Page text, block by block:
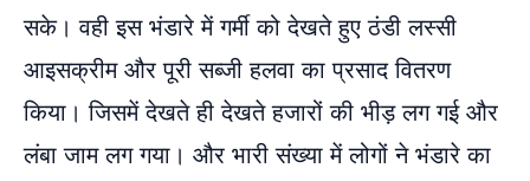
सके। वही इस भंडारे में गर्मी को देखते हुए ठंडी लस्सी
आइसक्रीम और पूरी सब्जी हलवा का प्रसाद वितरण
किया। जिसमें देखते ही देखते हजारों की भीड़ लग गई और
लंबा जाम लग गया। और भारी संख्या में लोगों ने भंडारे का